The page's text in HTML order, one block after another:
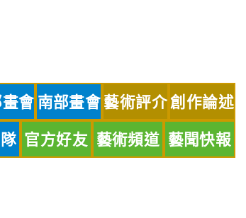
會 南部畫會藝術評介創作論述
官方好友 藝術頻道 藝聞快報